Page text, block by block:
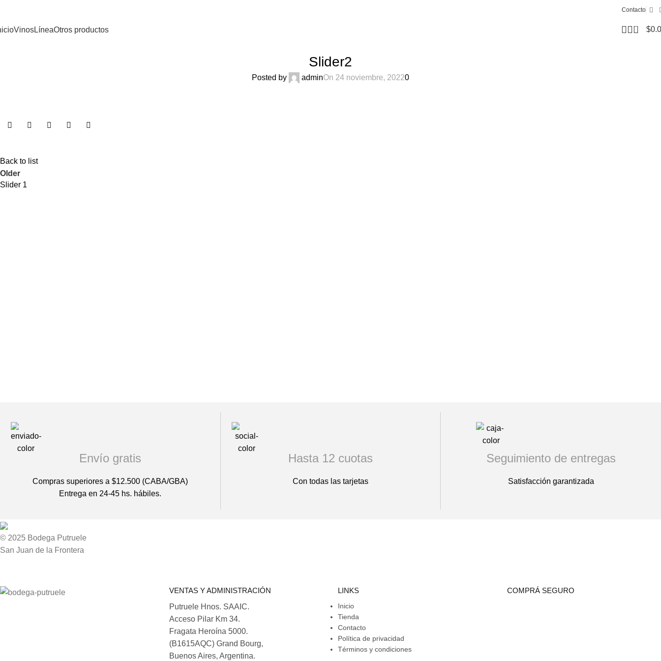
Contacto
VinosLíneaOtros productos 0 $
Slider2
Posted by adminOn 24 noviembre, 20220
Back to list
Older
Slider 1
Envío gratis
Compras superiores a $12.500 (CABA/GBA)
Entrega en 24-45 hs. hábiles.
Hasta 12 cuotas
Con todas las tarjetas
Seguimiento de entregas
Satisfacción garantizada
© 2025 Bodega Putruele
San Juan de la Frontera
VENTAS Y ADMINISTRACIÓN
Putruele Hnos. SAAIC.
Acceso Pilar Km 34.
Fragata Heroína 5000.
(B1615AQC) Grand Bourg,
Buenos Aires, Argentina.
LINKS
Inicio
Tienda
Contacto
Política de privacidad
Términos y condiciones
COMPRÁ SEGURO